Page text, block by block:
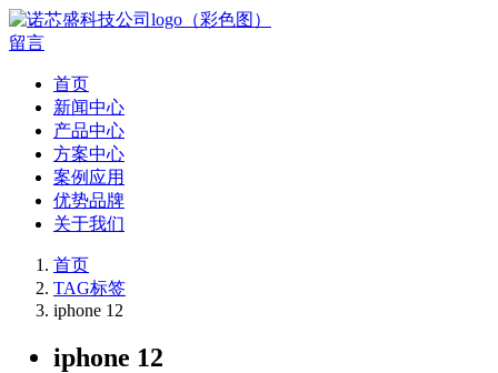
留言
首页
新闻中心
产品中心
方案中心
案例应用
优势品牌
关于我们
首页
TAG标签
iphone 12
iphone 12